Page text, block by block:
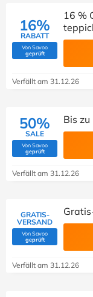
16%
RABATT
Von Savoo
geprüft(Von Savoo geprüft)
16 %
Verfällt am 31.12.26
50%
SALE
Von Savoo
geprüft(Von Savoo geprüft)
Bis
Verfällt am 31.12.26
GRATIS-
VERSAND
Von Savoo
geprüft(Von Savoo geprüft)
Verfällt am 31.12.26